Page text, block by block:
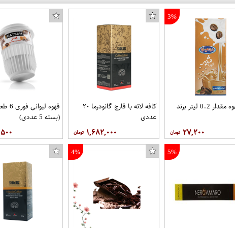
3%
شیر قهوه مقدار 0.2 لیتر برند
۲۷,۲۰۰
کافه لاته با قارچ گانودرما ۲۰
عددی
۱,۶۸۲,۰۰۰
قهوه
(بسته 5 عددی)
5%
4%